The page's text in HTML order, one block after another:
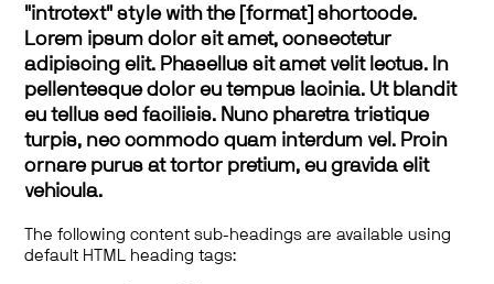
"introtext" style with the [format] shortcode.
Lorem ipsum dolor sit amet, consectetur
adipiscing elit. Phasellus sit amet velit lectus. In
pellentesque dolor eu tempus lacinia. Ut blandit
eu tellus sed facilisis. Nunc pharetra tristique
turpis, nec commodo quam interdum vel. Proin
ornare purus at tortor pretium, eu gravida elit
vehicula.
The following content sub-headings are available using
default HTML heading tags: